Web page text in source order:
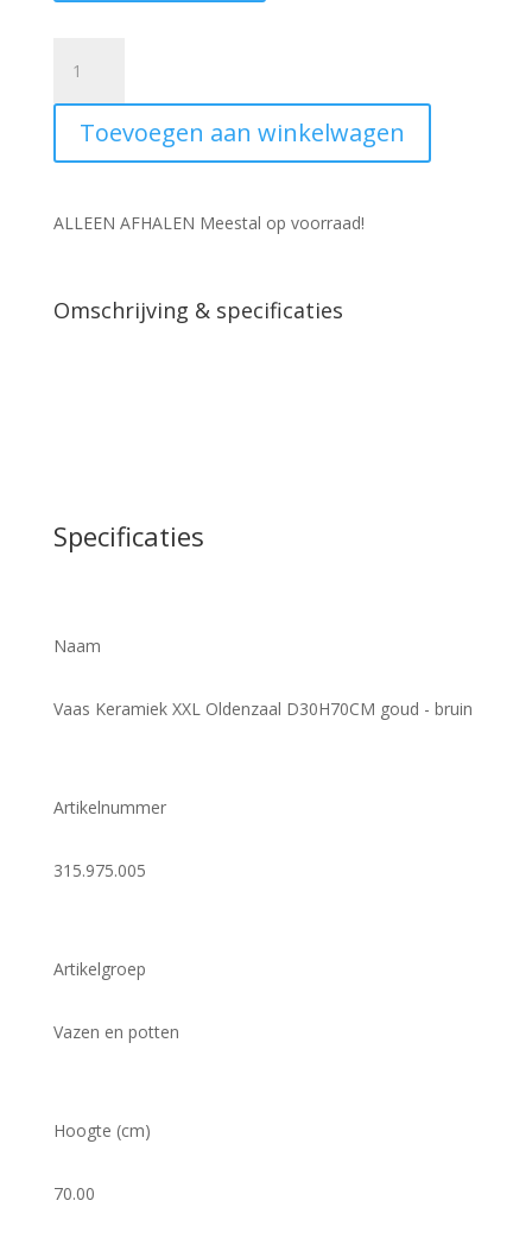
Keramiek
XXL
Oldenzaal
D30H70CM
-
Toevoegen aan winkelwagen
ALLEEN AFHALEN Meestal op voorraad!
Omschrijving & specificaties
Specificaties
Naam
Vaas Keramiek XXL Oldenzaal D30H70CM goud - bruin
Artikelnummer
315.975.005
Artikelgroep
Vazen en potten
Hoogte (cm)
70.00